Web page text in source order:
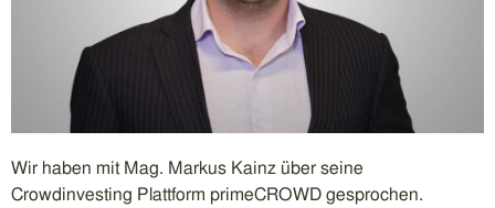
Wir haben mit Mag. Markus Kainz über seine
Crowdinvesting Plattform primeCROWD gesprochen.